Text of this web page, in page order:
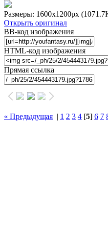
Размеры: 1600x1200px
Открыть оригинал
BB-код изображения
HTML-код изображения
Прямая ссылка
« Предыдущая | 1 2 3 4 [5] 6 7